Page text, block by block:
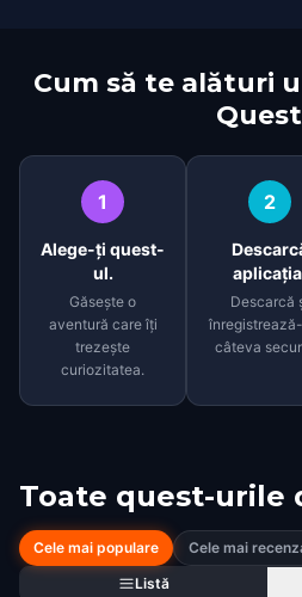
Cum să te alături
1
Alege-ți quest-
ul.
Găsește o
aventură care îți
trezește
curiozitatea.
2
Descarcă
câteva
Toate quest-urile
Cele mai populare Cele mai
Listă